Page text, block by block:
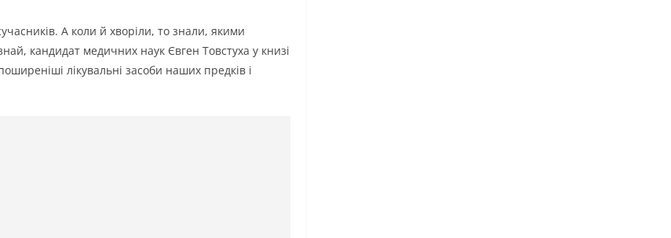
А коли й хворіли, то знали, якими
кандидат медичних наук Євген Товстуха у книзі
лікувальні засоби наших предків і